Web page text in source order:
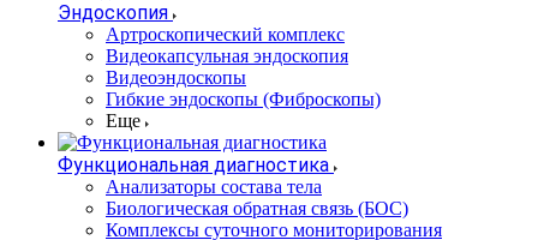
Эндоскопия
Артроскопический комплекс
Видеокапсульная эндоскопия
Видеоэндоскопы
Гибкие эндоскопы (Фиброcкопы)
Еще
Функциональная диагностика
Анализаторы состава тела
Биологическая обратная связь (БОС)
Комплексы суточного мониторирования